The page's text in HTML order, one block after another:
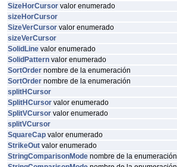
SizeHorCursor valor enumerado
sizeHorCursor
SizeVerCursor valor enumerado
sizeVerCursor
SolidLine valor enumerado
SolidPattern valor enumerado
SortOrder nombre de la enumeración
SortOrder nombre de la enumeración
splitHCursor
SplitHCursor valor enumerado
SplitVCursor valor enumerado
splitVCursor
SquareCap valor enumerado
StrikeOut valor enumerado
StringComparisonMode nombre de la enumeración